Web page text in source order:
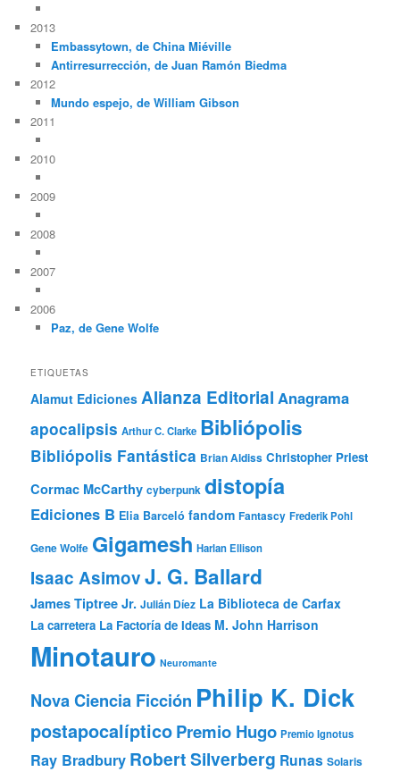
2013
Embassytown, de China Miéville
Antirresurrección, de Juan Ramón Biedma
2012
Mundo espejo, de William Gibson
2011
2010
2009
2008
2007
2006
Paz, de Gene Wolfe
ETIQUETAS
Alamut Ediciones Alianza Editorial Anagrama
apocalipsis Arthur C. Clarke Bibliópolis
Bibliópolis Fantástica Brian Aldiss Christopher Priest
Cormac McCarthy cyberpunk distopía
Ediciones B Elia Barceló fandom Fantascy Frederik Pohl
Gene Wolfe Gigamesh Harlan Ellison
Isaac AsimovJ. G. Ballard
James Tiptree Jr. Julián Díez La Biblioteca de Carfax
La carretera La Factoría de Ideas M. John Harrison
Minotauro Neuromante
Nova Ciencia Ficción Philip K. Dick
postapocalípticoPremio Hugo Premio Ignotus
Ray Bradbury Robert Silverberg Runas Solaris